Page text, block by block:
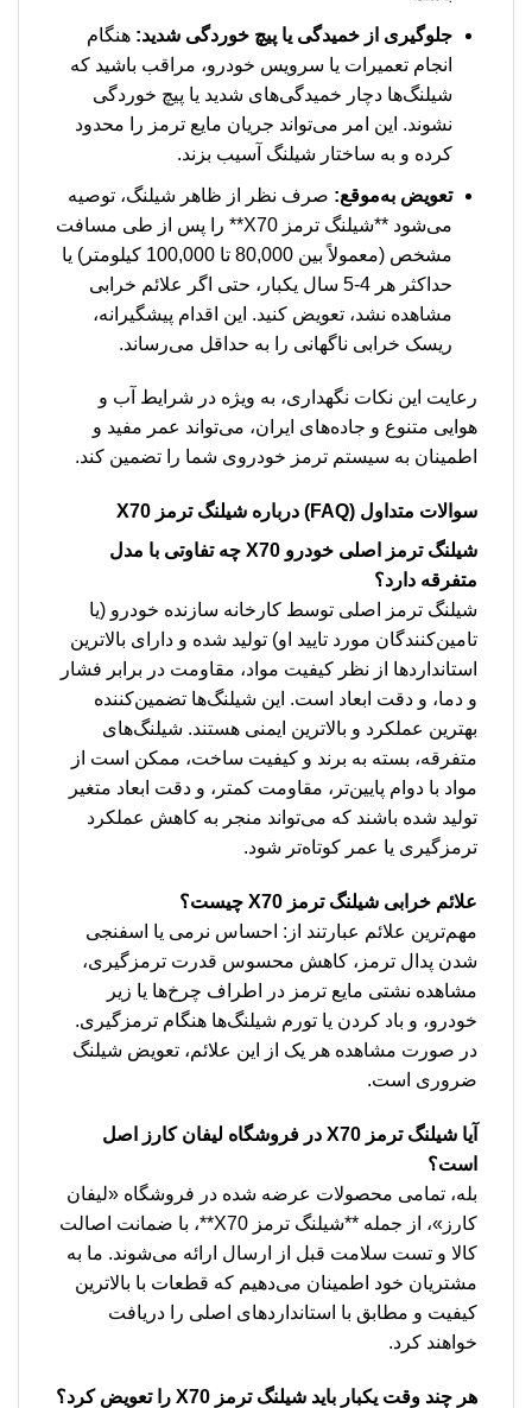
جلوگیری از خمیدگی یا پیچ خوردگی شدید: هنگام
انجام تعمیرات یا سرویس خودرو، مراقب باشید که
شیلنگ‌ها دچار خمیدگی‌های شدید یا پیچ خوردگی
نشوند. این امر می‌تواند جریان مایع ترمز را محدود
کرده و به ساختار شیلنگ آسیب بزند.
تعویض به‌موقع: صرف نظر از ظاهر شیلنگ، توصیه
می‌شود **شیلنگ ترمز X70** را پس از طی مسافت
مشخص (معمولاً بین 80,000 تا 100,000 کیلومتر) یا
حداکثر هر 4-5 سال یکبار، حتی اگر علائم خرابی
مشاهده نشد، تعویض کنید. این اقدام پیشگیرانه،
ریسک خرابی ناگهانی را به حداقل می‌رساند.
رعایت این نکات نگهداری، به ویژه در شرایط آب و
هوایی متنوع و جاده‌های ایران، می‌تواند عمر مفید و
اطمینان به سیستم ترمز خودروی شما را تضمین کند.
سوالات متداول (FAQ) درباره
شیلنگ ترمز X70
شیلنگ ترمز اصلی خودرو X70 چه تفاوتی با مدل
متفرقه دارد؟
شیلنگ ترمز اصلی توسط کارخانه سازنده خودرو (یا
تامین‌کنندگان مورد تایید او) تولید شده و دارای بالاترین
استانداردها از نظر کیفیت مواد، مقاومت در برابر فشار
و دما، و دقت ابعاد است. این شیلنگ‌ها تضمین‌کننده
بهترین عملکرد و بالاترین ایمنی هستند. شیلنگ‌های
متفرقه، بسته به برند و کیفیت ساخت، ممکن است از
مواد با دوام پایین‌تر، مقاومت کمتر، و دقت ابعاد متغیر
تولید شده باشند که می‌تواند منجر به کاهش عملکرد
ترمزگیری یا عمر کوتاه‌تر شود.
علائم خرابی شیلنگ ترمز X70 چیست؟
مهم‌ترین علائم عبارتند از: احساس نرمی یا اسفنجی
شدن پدال ترمز، کاهش محسوس قدرت ترمزگیری،
مشاهده نشتی مایع ترمز در اطراف چرخ‌ها یا زیر
خودرو، و باد کردن یا تورم شیلنگ‌ها هنگام ترمزگیری.
در صورت مشاهده هر یک از این علائم، تعویض شیلنگ
ضروری است.
آیا شیلنگ ترمز X70 در فروشگاه لیفان کارز اصل
است؟
بله، تمامی محصولات عرضه شده در فروشگاه «لیفان
کارز»، از جمله **شیلنگ ترمز X70**، با ضمانت اصالت
کالا و تست سلامت قبل از ارسال ارائه می‌شوند. ما به
مشتریان خود اطمینان می‌دهیم که قطعات با بالاترین
کیفیت و مطابق با استانداردهای اصلی را دریافت
خواهند کرد.
هر چند وقت یکبار باید شیلنگ ترمز X70 را تعویض کرد؟